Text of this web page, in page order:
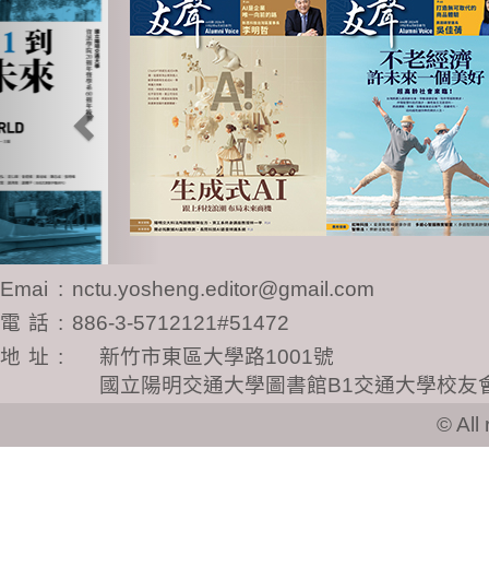
Email : nctu.yosheng.editor@gmail.com
電話 : 886-3-5712121#51472
地址 :
新竹市東區大學路1001號
國立陽明交通大學圖書館B1交通大學校友
© All